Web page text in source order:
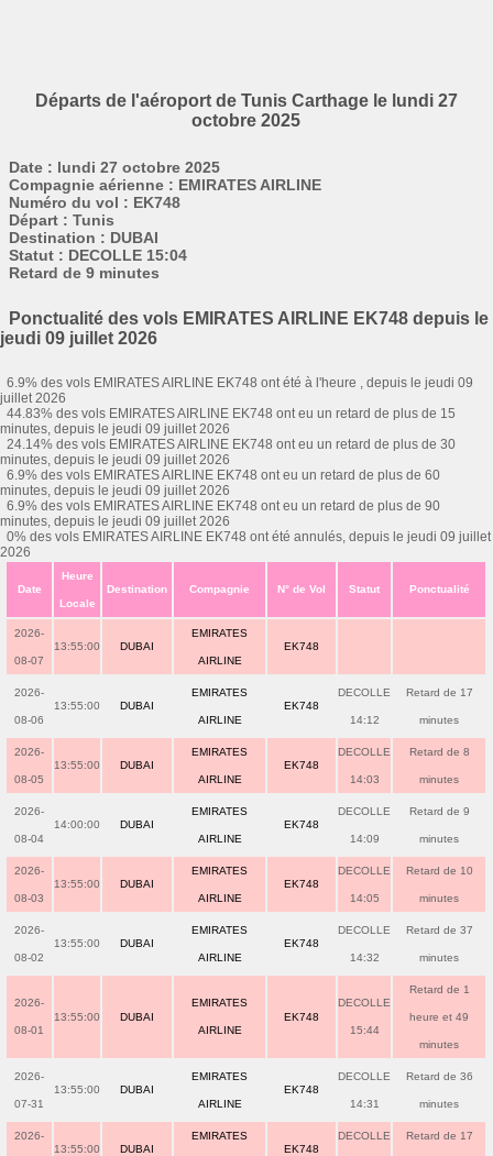
Départs de l'aéroport de Tunis Carthage le lundi 27
octobre 2025
Date : lundi 27 octobre 2025
Compagnie aérienne : EMIRATES AIRLINE
Numéro du vol : EK748
Départ : Tunis
Destination : DUBAI
Statut : DECOLLE 15:04
Retard de 9 minutes
Ponctualité des vols EMIRATES AIRLINE EK748 depuis le
jeudi 09 juillet 2026
6.9% des vols EMIRATES AIRLINE EK748 ont été à l'heure , depuis le jeudi 09
juillet 2026
44.83% des vols EMIRATES AIRLINE EK748 ont eu un retard de plus de 15
minutes, depuis le jeudi 09 juillet 2026
24.14% des vols EMIRATES AIRLINE EK748 ont eu un retard de plus de 30
minutes, depuis le jeudi 09 juillet 2026
6.9% des vols EMIRATES AIRLINE EK748 ont eu un retard de plus de 60
minutes, depuis le jeudi 09 juillet 2026
6.9% des vols EMIRATES AIRLINE EK748 ont eu un retard de plus de 90
minutes, depuis le jeudi 09 juillet 2026
0% des vols EMIRATES AIRLINE EK748 ont été annulés, depuis le jeudi 09 juillet
2026
Date
Heure
Locale
Destination Compagnie N° de Vol Statut Ponctualité
2026-
08-07
13:55:00 DUBAI
EMIRATES
AIRLINE
EK748
2026-
08-06
13:55:00 DUBAI
EMIRATES
AIRLINE
EK748
DECOLLE
14:12
Retard de 17
minutes
2026-
08-05
13:55:00 DUBAI
EMIRATES
AIRLINE
EK748
DECOLLE
14:03
Retard de 8
minutes
2026-
08-04
14:00:00 DUBAI
EMIRATES
AIRLINE
EK748
DECOLLE
14:09
Retard de 9
minutes
2026-
08-03
13:55:00 DUBAI
EMIRATES
AIRLINE
EK748
DECOLLE
14:05
Retard de 10
minutes
2026-
08-02
13:55:00 DUBAI
EMIRATES
AIRLINE
EK748
DECOLLE
14:32
Retard de 37
minutes
2026-
08-01
13:55:00 DUBAI
EMIRATES
AIRLINE
EK748
DECOLLE
15:44
Retard de 1
heure et 49
minutes
2026-
07-31
13:55:00 DUBAI
EMIRATES
AIRLINE
EK748
DECOLLE
14:31
Retard de 36
minutes
2026-
13:55:00 DUBAI
EMIRATES
EK748
DECOLLE Retard de 17